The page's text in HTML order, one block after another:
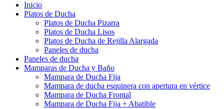
Inicio
Platos de Ducha
Platos de Ducha Pizarra
Platos de Ducha Lisos
Platos de Ducha de Rejilla Alargada
Paneles de ducha
Paneles de ducha
Mamparas de Ducha y Baño
Mampara de Ducha Fija
Mampara de ducha esquinera con apertura en vértice
Mampara de Ducha Frontal
Mampara de Ducha Fija + Abatible